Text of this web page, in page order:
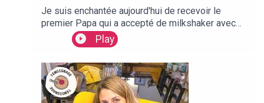
Je suis enchantée aujourd'hui de recevoir le
premier Papa qui a accepté de milkshaker avec
moi. Il s'appelle Fred et vous le connaissez peut
être déjà sous le nom @vieuxmachinbidule sur
instagram. Il va nous raconter sa vision de
l'allaitement, mais aussi de son rôle de Papa. Il
est impliqué, très impliqué, d'ailleurs n'attendez
pas ...
Play